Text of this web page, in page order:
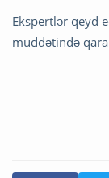
Ekspertlər qeyd
müddətində